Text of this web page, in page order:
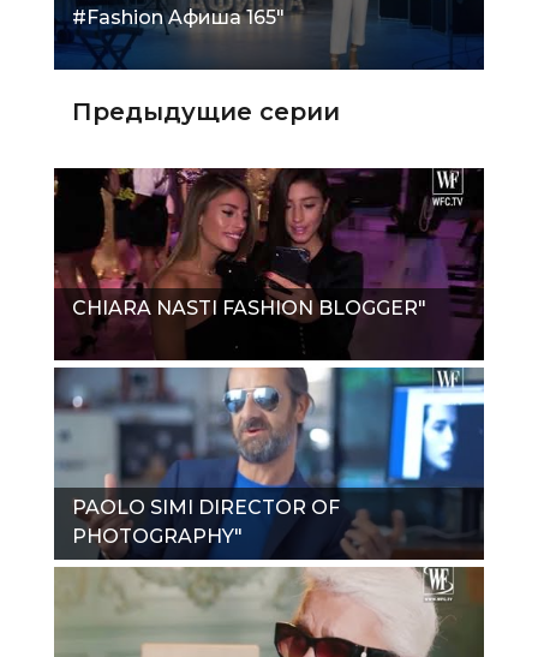
#Fashion Aфиша 165"
Предыдущие серии
CHIARA NASTI FASHION BLOGGER"
PAOLO SIMI DIRECTOR OF
PHOTOGRAPHY"